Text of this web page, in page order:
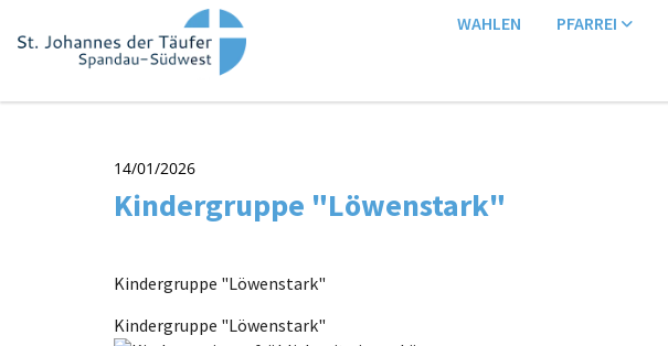
WAHLEN PFARREI
14/01/2026
Kindergruppe "Löwenstark"
Kindergruppe "Löwenstark"
Kindergruppe "Löwenstark"